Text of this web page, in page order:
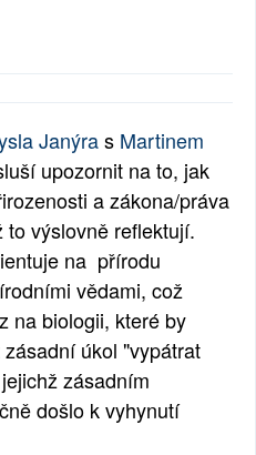
Janýras Martinem
upozornit na to, jak
a zákona/práva
výslovně reflektují.
na přírodu
vědami, což
na biologii, které by
úkol "vypátrat
zásadním
došlo k vyhynutí